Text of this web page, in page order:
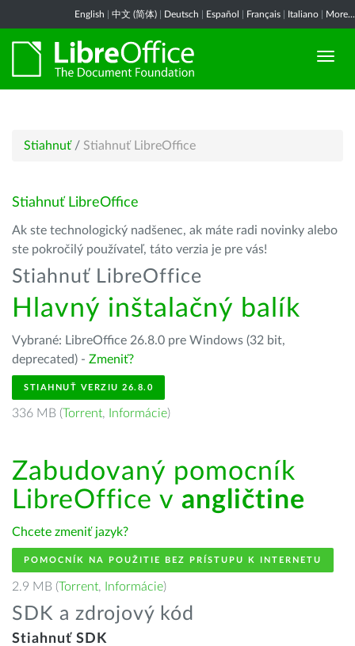
English 中文 (简体) Deutsch Español Français Italiano More...
Stiahnuť / Stiahnuť LibreOffice
Stiahnuť LibreOffice
Ak ste technologický nadšenec, ak máte radi novinky alebo
ste pokročilý používateľ, táto verzia je pre vás!
Stiahnuť LibreOffice
Hlavný inštalačný balík
Vybrané: LibreOffice 26.8.0 pre Windows (32 bit,
deprecated) - Zmeniť?
STIAHNUŤ VERZIU 26.8.0
336 MB (Torrent, Informácie)
Zabudovaný pomocník
LibreOffice v angličtine
Chcete zmeniť jazyk?
POMOCNÍK NA POUŽITIE BEZ PRÍSTUPU K INTERNETU
2.9 MB (Torrent, Informácie)
SDK a zdrojový kód
Stiahnuť SDK